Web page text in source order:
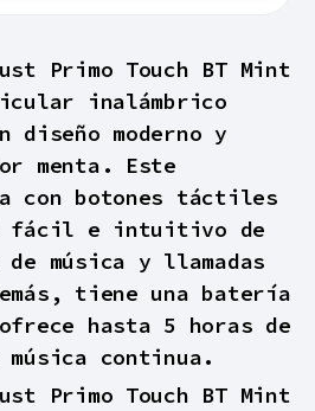
Primo Touch BT Mint
inalámbrico
diseño moderno y
menta. Este
con botones táctiles
fácil e intuitivo de
música y llamadas
tiene una batería
hasta 5 horas de
música continua.
Primo Touch BT Mint